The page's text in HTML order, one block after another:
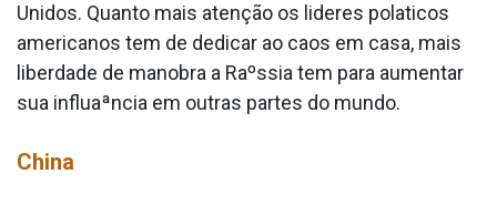
Unidos. Quanto mais atenção os lideres pola­ticos
americanos tem de dedicar ao caos em casa, mais
liberdade de manobra a Raºssia tem para aumentar
sua influaªncia em outras partes do mundo.
China